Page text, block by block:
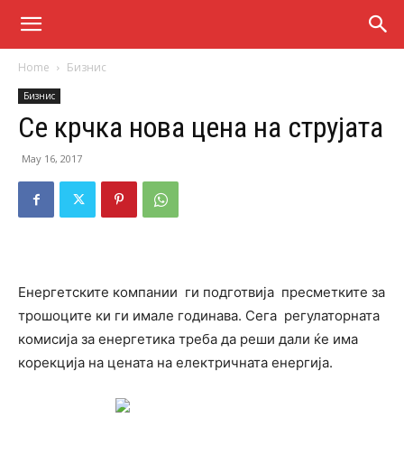
Home Бизнис
Бизнис
Се крчка нова цена на струјата
May 16, 2017
Енергетските компании ги подготвија пресметките за
трошоците ки ги имале годинава. Сега регулаторната
комисија за енергетика треба да реши дали ќе има
корекција на цената на електричната енергија.